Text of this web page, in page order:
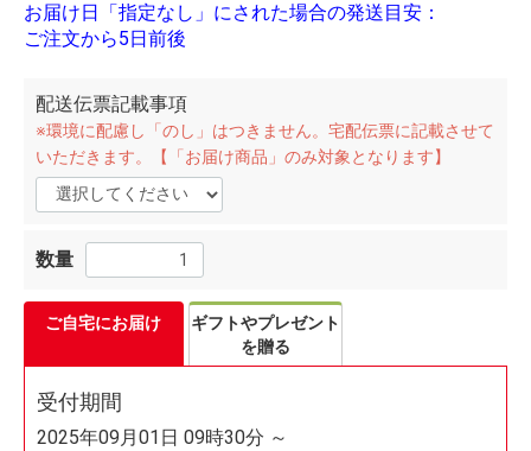
お届け日「指定なし」にされた場合の発送目安：
ご注文から5日前後
配送伝票記載事項
※環境に配慮し「のし」はつきません。宅配伝票に記載させて
いただきます。【「お届け商品」のみ対象となります】
数量
ご自宅にお届け
ギフトやプレゼント
を贈る
受付期間
2025年09月01日 09時30分 ～